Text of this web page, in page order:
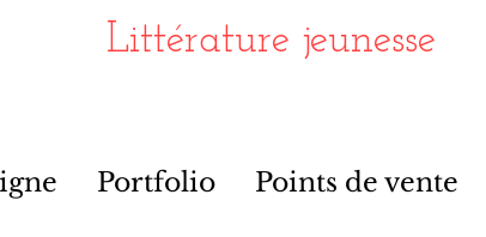
Littérature jeunesse
Portfolio Points de vente